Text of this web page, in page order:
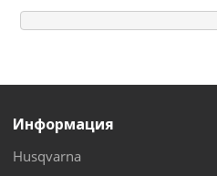
Информация
Husqvarna